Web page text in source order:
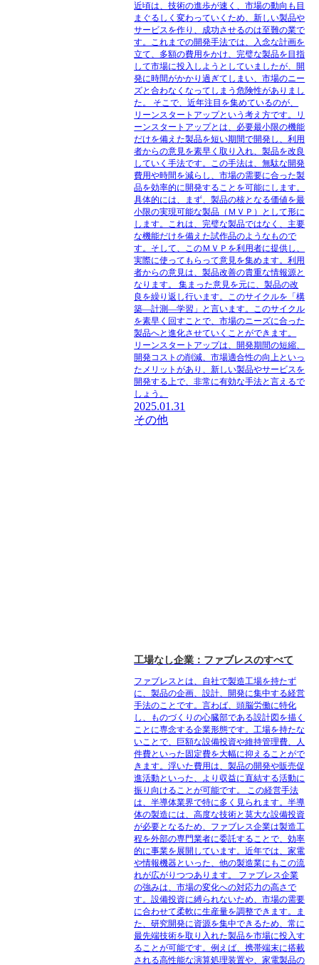
近頃は、技術の進歩が速く、市場の動向も目
まぐるしく変わっていくため、新しい製品や
サービスを作り、成功させるのは至難の業で
す。これまでの開発手法では、入念な計画を
立て、多額の費用をかけ、完璧な製品を目指
して市場に投入しようとしていましたが、開
発に時間がかかり過ぎてしまい、市場のニー
ズと合わなくなってしまう危険性がありまし
た。 そこで、近年注目を集めているのが、
リーンスタートアップという考え方です。リ
ーンスタートアップとは、必要最小限の機能
だけを備えた製品を短い期間で開発し、利用
者からの意見を素早く取り入れ、製品を改良
していく手法です。この手法は、無駄な開発
費用や時間を減らし、市場の需要に合った製
品を効率的に開発することを可能にします。
具体的には、まず、製品の核となる価値を最
小限の実現可能な製品（ＭＶＰ）として形に
します。これは、完璧な製品ではなく、主要
な機能だけを備えた試作品のようなもので
す。そして、このＭＶＰを利用者に提供し、
実際に使ってもらって意見を集めます。利用
者からの意見は、製品改善の貴重な情報源と
なります。 集まった意見を元に、製品の改
良を繰り返し行います。このサイクルを「構
築―計測―学習」と言います。このサイクル
を素早く回すことで、市場のニーズに合った
製品へと進化させていくことができます。
リーンスタートアップは、開発期間の短縮、
開発コストの削減、市場適合性の向上といっ
たメリットがあり、新しい製品やサービスを
開発する上で、非常に有効な手法と言えるで
しょう。
2025.01.31
その他
工場なし企業：ファブレスのすべて
ファブレスとは、自社で製造工場を持たず
に、製品の企画、設計、開発に集中する経営
手法のことです。言わば、頭脳労働に特化
し、ものづくりの心臓部である設計図を描く
ことに専念する企業形態です。工場を持たな
いことで、巨額な設備投資や維持管理費、人
件費といった固定費を大幅に抑えることがで
きます。浮いた費用は、製品の開発や販売促
進活動といった、より収益に直結する活動に
振り向けることが可能です。 この経営手法
は、半導体業界で特に多く見られます。半導
体の製造には、高度な技術と莫大な設備投資
が必要となるため、ファブレス企業は製造工
程を外部の専門業者に委託することで、効率
的に事業を展開しています。近年では、家電
や情報機器といった、他の製造業にもこの流
れが広がりつつあります。 ファブレス企業
の強みは、市場の変化への対応力の高さで
す。設備投資に縛られないため、市場の需要
に合わせて柔軟に生産量を調整できます。ま
た、研究開発に資源を集中できるため、常に
最先端技術を取り入れた製品を市場に投入す
ることが可能です。例えば、携帯端末に搭載
される高性能な演算処理装置や、家電製品の